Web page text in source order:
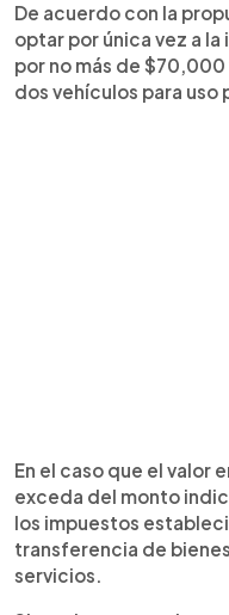
De acuerdo con la
optar por única vez a
por no más de
dos vehículos para uso
En el caso que el valor
exceda del monto
los impuestos
transferencia de
servicios.